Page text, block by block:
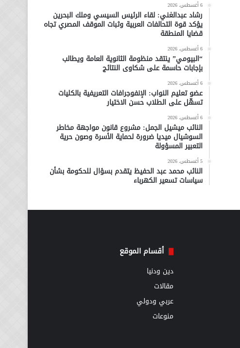
6 أغسطس، 2026
رشاد عبدالغني: لقاء الرئيس السيسي وملك البحرين
يؤكد قوة التحالفات العربية وثبات الموقف المصري تجاه
قضايا المنطقة
6 أغسطس، 2026
“البيومي” ينتقد منظومة الثانوية العامة ويطالب
بإجابات حاسمة على شكاوى النتائج
6 أغسطس، 2026
عضو تعليم النواب: الإنفوجرافات التعريفية بالكليات
تسهّل على الطلاب حسن الاختيار
6 أغسطس، 2026
النائب ميشيل الجمل: مشروع قانون مواجهة مخاطر
السوشيال ميديا ضرورة لحماية الأسرة وصون حرية
التعبير المسؤولة
5 أغسطس، 2026
النائب محمد عبد الحفيظ يتقدم بسؤال للحكومة بشأن
سياسات تسعير الكهرباء
أقسام الموقع
دين ودنيا
مقالات
عربي ودولي
منوعات